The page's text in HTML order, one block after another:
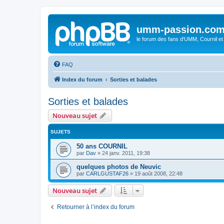
umm-passion.com
le forum des fans d'UMM, Cournil et
FAQ
Index du forum Sorties et balades
Sorties et balades
Nouveau sujet
SUJETS
50 ans COURNIL
par Dav » 24 janv. 2011, 19:38
quelques photos de Neuvic
par CARLGUSTAF26 » 19 août 2008, 22:48
Nouveau sujet
Retourner à l’index du forum